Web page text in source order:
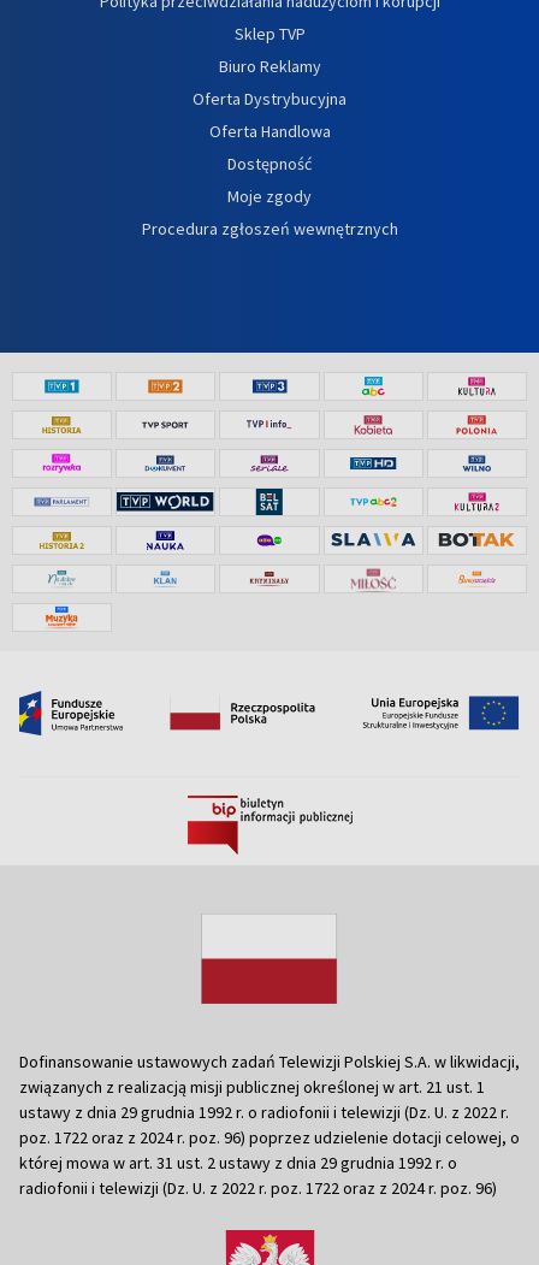
Sklep TVP
Biuro Reklamy
Oferta Dystrybucyjna
Oferta Handlowa
Dostępność
Moje zgody
Procedura zgłoszeń wewnętrznych
Dofinansowanie ustawowych zadań Telewizji Polskiej S.A. w likwidacji,
związanych z realizacją misji publicznej określonej w art. 21 ust. 1
ustawy z dnia 29 grudnia 1992 r. o radiofonii i telewizji (Dz. U. z 2022 r.
poz. 1722 oraz z 2024 r. poz. 96) poprzez udzielenie dotacji celowej, o
której mowa w art. 31 ust. 2 ustawy z dnia 29 grudnia 1992 r. o
radiofonii i telewizji (Dz. U. z 2022 r. poz. 1722 oraz z 2024 r. poz. 96)